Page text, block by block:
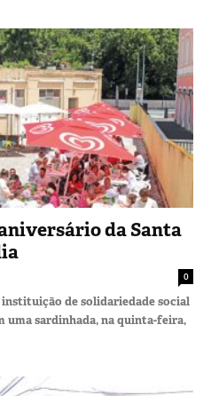
da Santa
0
de solidariedade social
uma sardinhada, na quinta-feira,